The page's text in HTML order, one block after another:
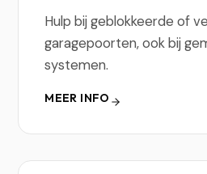
Hulp bij geblokkeerde of
garagepoorten, ook bij
systemen.
MEER INFO